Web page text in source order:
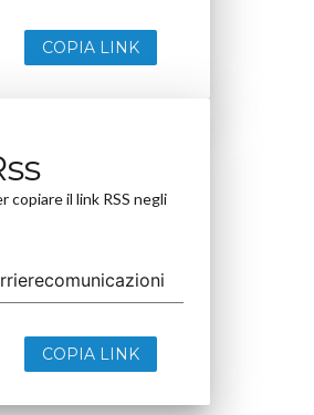
COPIA LINK
copiare il link RSS negli
COPIA LINK